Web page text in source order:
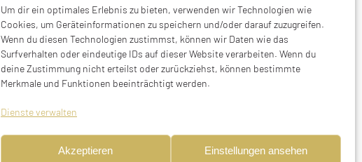
Um dir ein optimales Erlebnis zu bieten, verwenden wir Technologien wie
Cookies, um Geräteinformationen zu speichern und/oder darauf zuzugreifen.
Wenn du diesen Technologien zustimmst, können wir Daten wie das
Surfverhalten oder eindeutige IDs auf dieser Website verarbeiten. Wenn du
deine Zustimmung nicht erteilst oder zurückziehst, können bestimmte
Merkmale und Funktionen beeinträchtigt werden.
Dienste verwalten
Akzeptieren Einstellungen ansehen